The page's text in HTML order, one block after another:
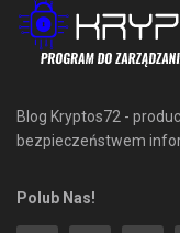
Blog Kryptos72 -
bezpieczeństwem
Polub Nas!